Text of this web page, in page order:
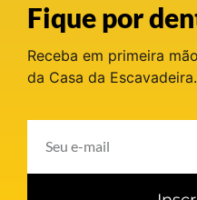
Fique por
Receba em primeira
da Casa da Escavadeira.